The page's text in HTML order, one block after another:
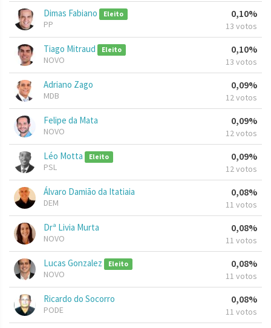
Dimas Fabiano Eleito
PP
0,10%
13 votos
Tiago Mitraud Eleito
NOVO
0,10%
13 votos
Adriano Zago
MDB
0,09%
12 votos
Felipe da Mata
NOVO
0,09%
12 votos
Léo Motta Eleito
PSL
0,09%
12 votos
Álvaro Damião da Itatiaia
DEM
0,08%
11 votos
Drª Livia Murta
NOVO
0,08%
11 votos
Lucas Gonzalez Eleito
NOVO
0,08%
11 votos
Ricardo do Socorro
PODE
0,08%
11 votos